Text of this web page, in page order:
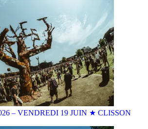
– VENDREDI 19 JUIN ★ CLISSON